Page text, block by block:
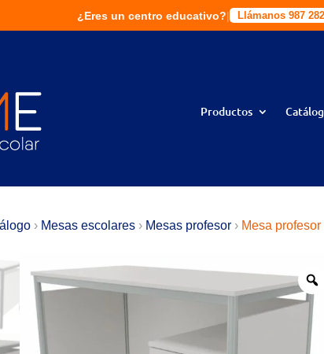
¿Eres un centro educativo? ¡Soluciones a tu medida! |
¿Eres un centro educativo?| Llámanos 987
Productos
› Mesas escolares › Mesas profesor › Mesa